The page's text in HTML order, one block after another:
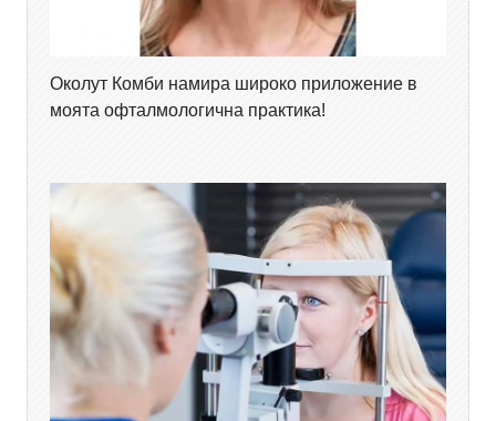
Околут Комби намира широко приложение в
моята офталмологична практика!